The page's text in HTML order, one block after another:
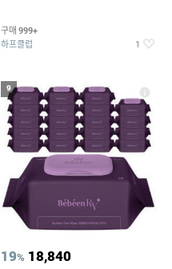
구매 999+
하프클럽 1
9
19% 18,840